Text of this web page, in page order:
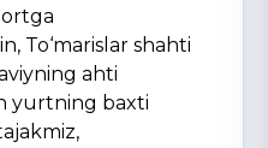
ortga
To‘marislar shahti
ahti
yurtning baxti